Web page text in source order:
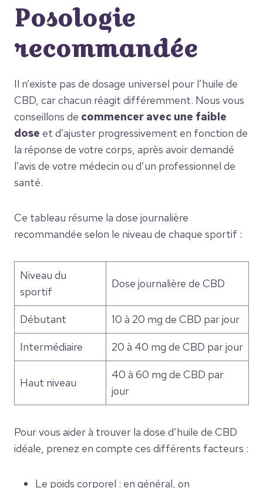
Posologie
recommandée
Il n’existe pas de dosage universel pour l’huile de
CBD, car chacun réagit différemment. Nous vous
conseillons de commencer avec une faible
dose et d’ajuster progressivement en fonction de
la réponse de votre corps, après avoir demandé
l’avis de votre médecin ou d’un professionnel de
santé.
Ce tableau résume la dose journalière
recommandée selon le niveau de chaque sportif :
Niveau du
sportif
Dose journalière de CBD
Débutant 10 à 20 mg de CBD par jour
Intermédiaire 20 à 40 mg de CBD par jour
Haut niveau
40 à 60 mg de CBD par
jour
Pour vous aider à trouver la dose d’huile de CBD
idéale, prenez en compte ces différents facteurs :
Le poids corporel : en général, on